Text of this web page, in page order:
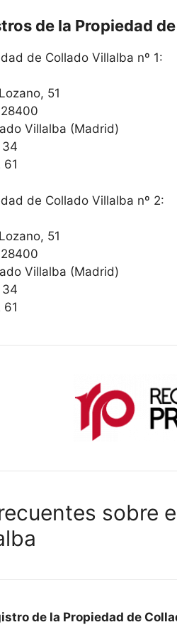
de la Propiedad
de Collado Villalba nº 1:
51
Villalba (Madrid)
34
61
de Collado Villalba nº 2:
51
Villalba (Madrid)
34
61
sobre
de la Propiedad de